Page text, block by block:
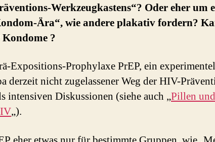
Werkzeugkastens“? Oder eher um
Ära“, wie andere plakativ fordern?
?
Expositions-Prophylaxe PrEP, ein
derzeit nicht zugelassener Weg der HIV-
intensiven Diskussionen (siehe auch „Pillen
„).